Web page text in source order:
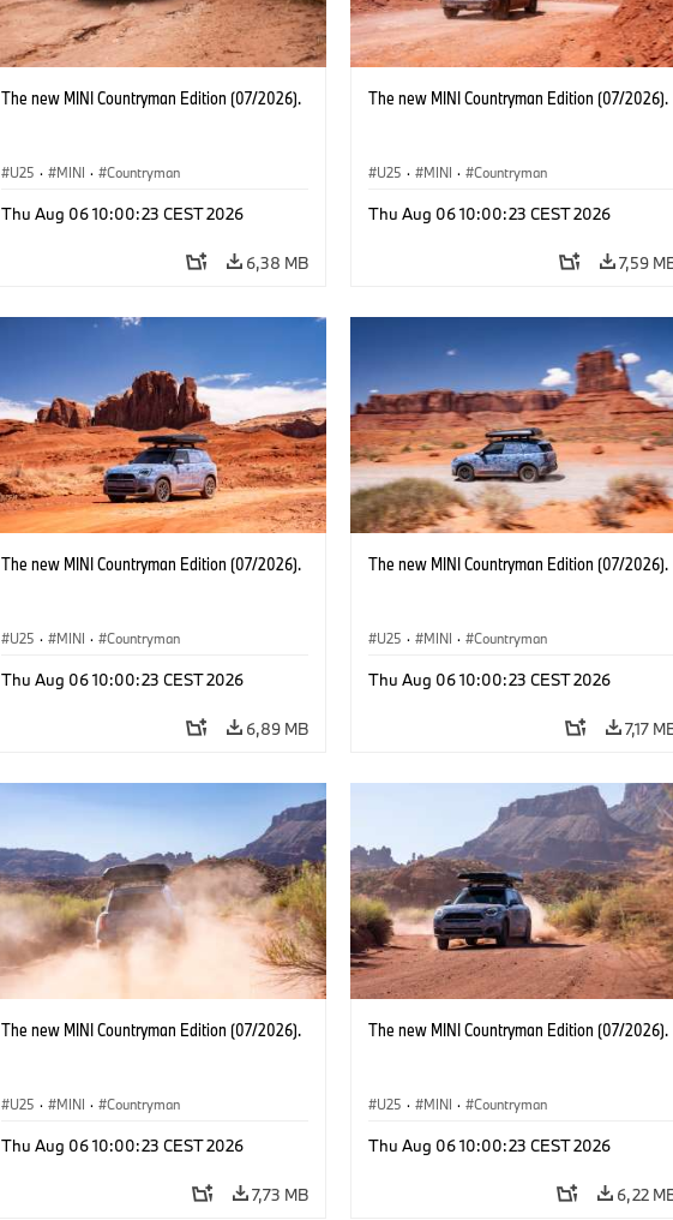
The new MINI Countryman Edition (07/2026).
U25 · MINI · Countryman
Thu Aug 06 10:00:23 CEST 2026
6,38 MB
The new MINI Countryman Edition (07/2026).
U25 · MINI · Countryman
Thu Aug 06 10:00:23 CEST 2026
7,59
The new MINI Countryman Edition (07/2026).
U25 · MINI · Countryman
Thu Aug 06 10:00:23 CEST 2026
6,89 MB
The new MINI Countryman Edition (07/2026).
U25 · MINI · Countryman
Thu Aug 06 10:00:23 CEST 2026
7,17
The new MINI Countryman Edition (07/2026).
U25 · MINI · Countryman
Thu Aug 06 10:00:23 CEST 2026
7,73 MB
The new MINI Countryman Edition (07/2026).
U25 · MINI · Countryman
Thu Aug 06 10:00:23 CEST 2026
6,22